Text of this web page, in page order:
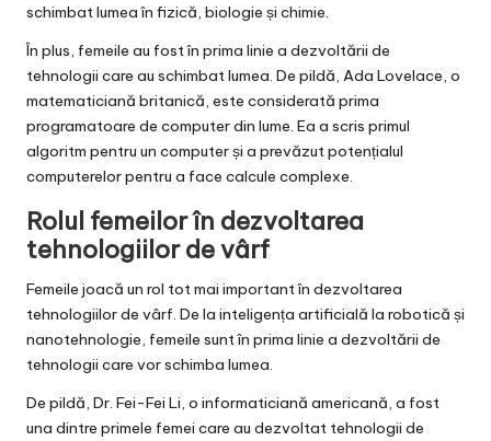
schimbat lumea în fizică, biologie și chimie.
În plus, femeile au fost în prima linie a dezvoltării de
tehnologii care au schimbat lumea. De pildă, Ada Lovelace, o
matematiciană britanică, este considerată prima
programatoare de computer din lume. Ea a scris primul
algoritm pentru un computer și a prevăzut potențialul
computerelor pentru a face calcule complexe.
Rolul femeilor în dezvoltarea
tehnologiilor de vârf
Femeile joacă un rol tot mai important în dezvoltarea
tehnologiilor de vârf. De la inteligența artificială la robotică și
nanotehnologie, femeile sunt în prima linie a dezvoltării de
tehnologii care vor schimba lumea.
De pildă, Dr. Fei-Fei Li, o informaticiană americană, a fost
una dintre primele femei care au dezvoltat tehnologii de